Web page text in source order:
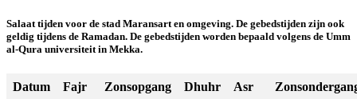
Salaat tijden voor de stad Maransart en omgeving. De gebedstijden zijn ook
geldig tijdens de Ramadan. De gebedstijden worden bepaald volgens de Umm
al-Qura universiteit in Mekka.
Datum Fajr Zonsopgang Dhuhr Asr